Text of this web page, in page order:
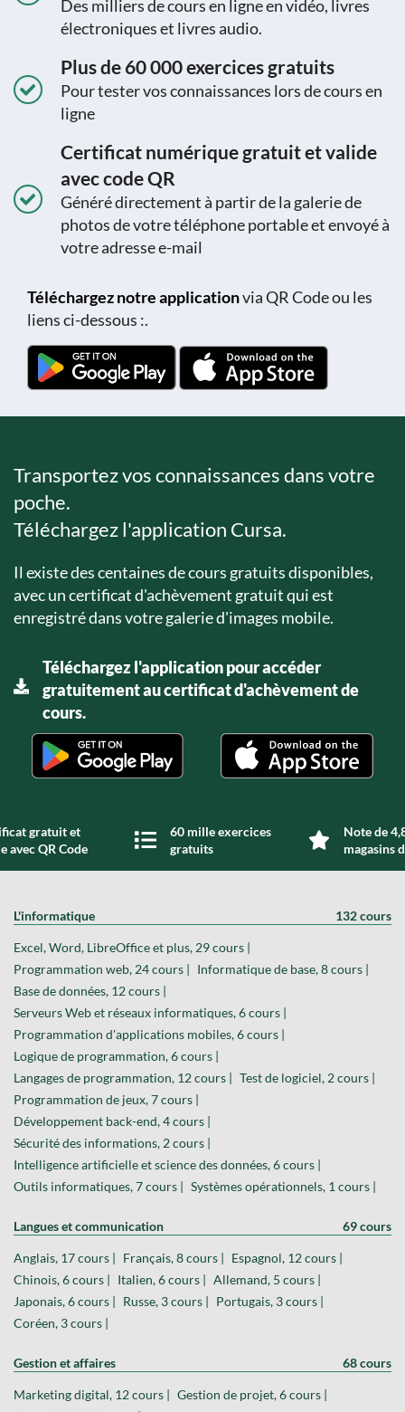
Des milliers de cours en ligne en vidéo, livres
électroniques et livres audio.
Plus de 60 000 exercices gratuits
Pour tester vos connaissances lors de cours en
ligne
Certificat numérique gratuit et valide
avec code QR
Généré directement à partir de la galerie de
photos de votre téléphone portable et envoyé à
votre adresse e-mail
Téléchargez notre applicationvia QR Code ou les
liens ci-dessous :.
Transportez vos connaissances dans votre
poche.
Téléchargez l'application Cursa.
Il existe des centaines de cours gratuits disponibles,
avec un certificat d'achèvement gratuit qui est
enregistré dans votre galerie d'images mobile.
Téléchargez l'application pour accéder
gratuitement au certificat d'achèvement de
cours.
gratuit et
avec QR Code
60 mille exercices
gratuits
Note de
magasins
L'informatique 132 cours
Excel, Word, LibreOffice et plus, 29 cours |
Programmation web, 24 cours | Informatique de base, 8 cours |
Base de données, 12 cours |
Serveurs Web et réseaux informatiques, 6 cours |
Programmation d'applications mobiles, 6 cours |
Logique de programmation, 6 cours |
Langages de programmation, 12 cours | Test de logiciel, 2 cours |
Programmation de jeux, 7 cours |
Développement back-end, 4 cours |
Sécurité des informations, 2 cours |
Intelligence artificielle et science des données, 6 cours |
Outils informatiques, 7 cours | Systèmes opérationnels, 1 cours |
Langues et communication 69 cours
Anglais, 17 cours | Français, 8 cours | Espagnol, 12 cours |
Chinois, 6 cours | Italien, 6 cours | Allemand, 5 cours |
Japonais, 6 cours | Russe, 3 cours | Portugais, 3 cours |
Coréen, 3 cours |
Gestion et affaires 68 cours
Marketing digital, 12 cours | Gestion de projet, 6 cours |